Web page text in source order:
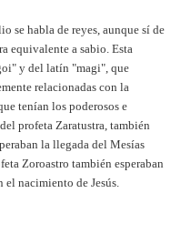
se habla de reyes, aunque sí de
equivalente a sabio. Esta
y del latín "magi", que
relacionadas con la
tenían los poderosos e
profeta Zaratustra, también
la llegada del Mesías
Zoroastro también esperaban
nacimiento de Jesús.